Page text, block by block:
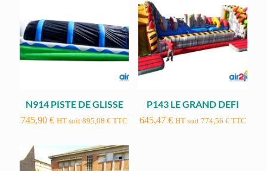
N914 PISTE DE GLISSE
745,90€ HT soit895,08€ TTC
P143 LE GRAND DEFI
645,47 € HT soit 774,56 €TTC